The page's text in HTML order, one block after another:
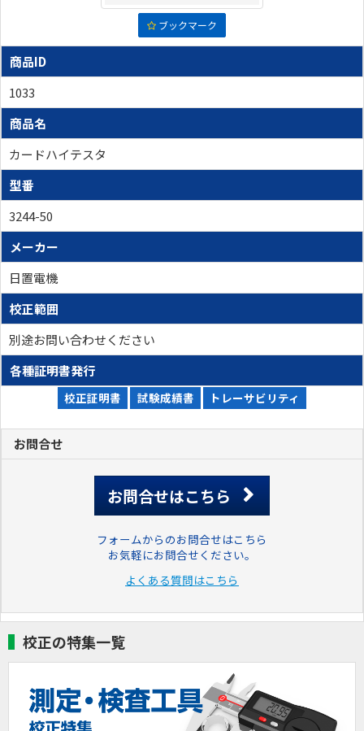
ブックマーク
商品ID
1033
商品名
カードハイテスタ
型番
3244-50
メーカー
日置電機
校正範囲
別途お問い合わせください
各種証明書発行
校正証明書 試験成績書 トレーサビリティ
お問合せ
お問合せはこちら
フォームからのお問合せはこちら
お気軽にお問合せください。
よくある質問はこちら
校正の特集一覧